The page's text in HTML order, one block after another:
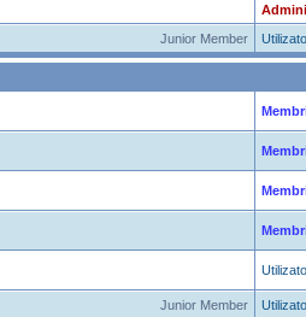
Junior Member
Junior Member